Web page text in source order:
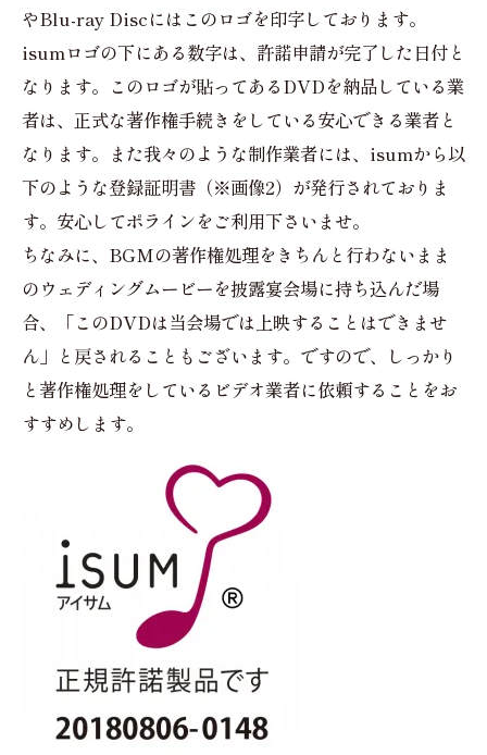
やBlu-ray Discにはこのロゴを印字しております。
isumロゴの下にある数字は、許諾申請が完了した日付と
なります。このロゴが貼ってあるDVDを納品している業
者は、正式な著作権手続きをしている安心できる業者と
なります。また我々のような制作業者には、isumから以
下のような登録証明書（※画像2）が発行されておりま
す。安心してポラインをご利用下さいませ。
ちなみに、BGMの著作権処理をきちんと行わないまま
のウェディングムービーを披露宴会場に持ち込んだ場
合、「このDVDは当会場では上映することはできませ
ん」と戻されることもございます。ですので、しっかり
と著作権処理をしているビデオ業者に依頼することをお
すすめします。